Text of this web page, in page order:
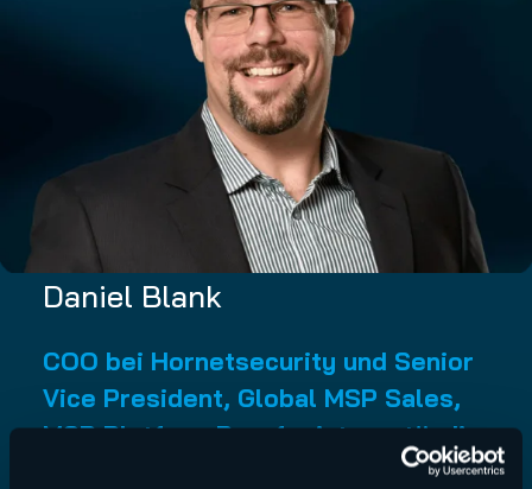
Daniel Blank
COO bei Hornetsecurity und Senior
Vice President, Global MSP Sales,
MSP Platform Proofpoint; zuständig
für Sales, Customer Experience,